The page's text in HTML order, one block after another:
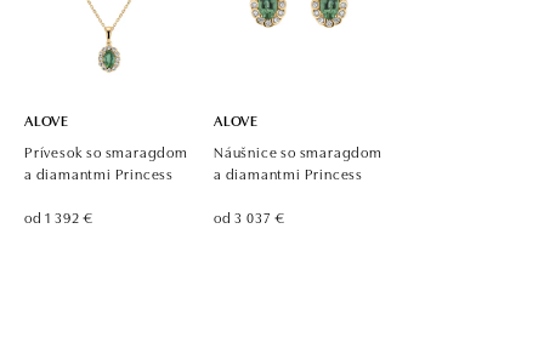
ALOVE
Prívesok so smaragdom
a diamantmi Princess
od 1 392 €
ALOVE
Náušnice so smaragdom
a diamantmi Princess
od 3 037 €